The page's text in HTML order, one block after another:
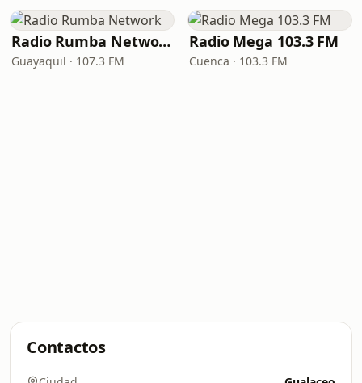
Radio Rumba Network
Guayaquil · 107.3 FM
Radio Mega 103.3 FM
Cuenca · 103.3 FM
Contactos